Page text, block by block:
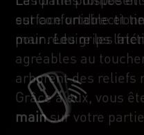
surface
pour réduire les
est confortable et
main. Les grips
agréables au
arborent des reliefs
Grâce à eux, vous
mainsur votre